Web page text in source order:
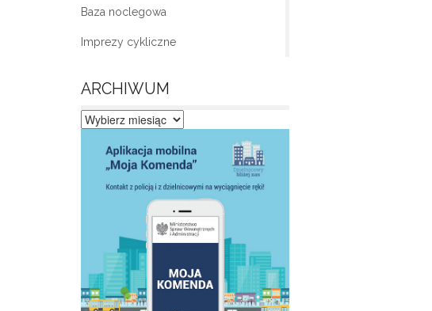
Baza noclegowa
Imprezy cykliczne
ARCHIWUM
Archiwum